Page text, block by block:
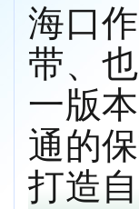
海口
带、
一版
通的
打造